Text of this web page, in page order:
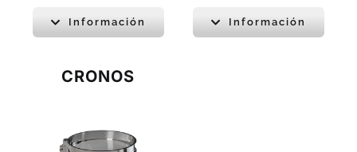
Información Información
CRONOS